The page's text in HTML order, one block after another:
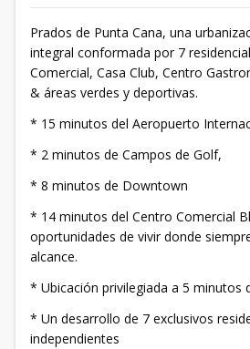
Prados de Punta Cana, una
integral conformada por 7
Comercial, Casa Club, Centro
& áreas verdes y deportivas.
* 15 minutos del Aeropuerto
* 2 minutos de Campos de Golf,
* 8 minutos de Downtown
* 14 minutos del Centro Comercial
oportunidades de vivir donde
alcance.
* Ubicación privilegiada a 5 minutos
* Un desarrollo de 7 exclusivos
independientes